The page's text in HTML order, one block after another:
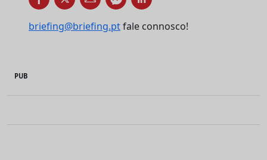
briefing@briefing.ptfale connosco!
PUB